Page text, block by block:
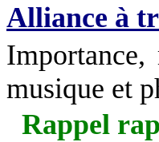
Alliance à
Importance,
musique et
Rappel